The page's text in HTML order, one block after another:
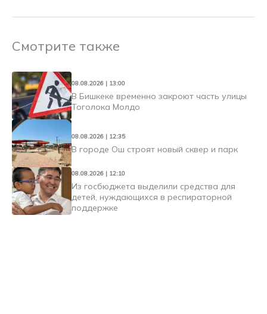
Смотрите также
08.08.2026 | 13:00
В Бишкеке временно закроют часть улицы
Тоголока Молдо
08.08.2026 | 12:35
В городе Ош строят новый сквер и парк
08.08.2026 | 12:10
Из госбюджета выделили средства для
детей, нуждающихся в респираторной
поддержке